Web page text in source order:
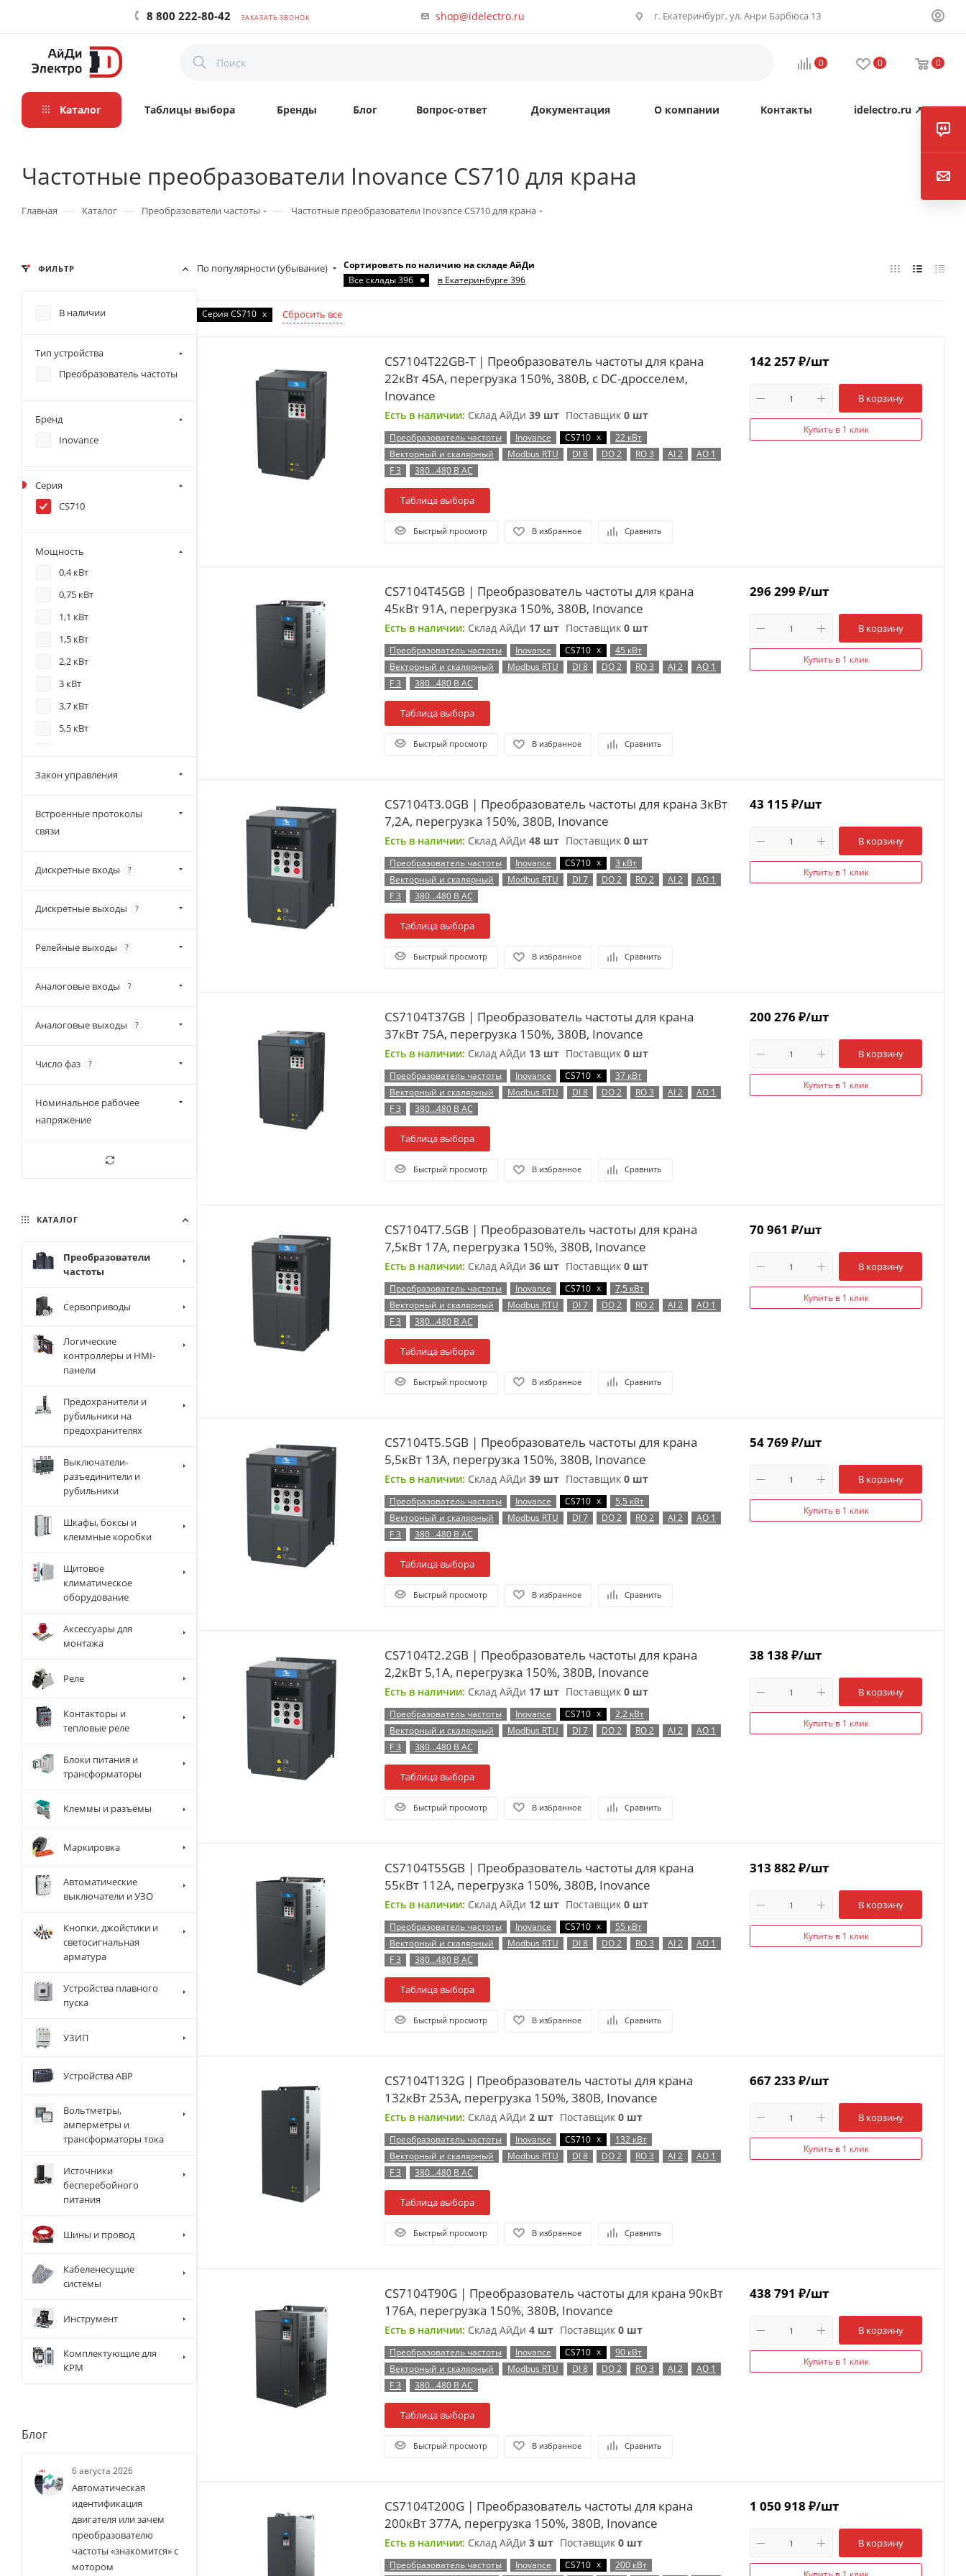
8 800 222-80-42 ЗАКАЗАТЬ ЗВОНОК shop@idelectro.ru г. Екатеринбург, ул. Анри Барбюса 13
0 0 0
Каталог Таблицы выбора Бренды Блог Вопрос-ответ Документация О компании Контакты idelectro.ru ↗
Частотные преобразователи Inovance CS710 для крана
Главная — Каталог — Преобразователи частоты — Частотные преобразователи Inovance CS710 для крана
По популярности (убывание)
Сортировать по наличию на складе АйДи
Все склады 396
в Екатеринбурге 396
Серия CS710 x Сбросить все
CS7104T22GB-T | Преобразователь частоты для крана
22кВт 45А, перегрузка 150%, 380В, с DC-дросселем,
Inovance
Есть в наличии: Склад АйДи 39 шт Поставщик 0 шт
Преобразователь частоты Inovance CS710 x
22 кВт
Векторный и скалярный
Modbus RTU DI 8 DO 2 RO 3 AI 2
AO 1
F 3
380…480 В AC
Таблица выбора
Быстрый просмотр В избранное Сравнить
142 257₽/шт
В корзину
Купить в 1 клик
CS7104T45GB | Преобразователь частоты для крана
45кВт 91А, перегрузка 150%, 380B, Inovance
Есть в наличии: Склад АйДи 17 шт Поставщик 0 шт
Преобразователь частоты Inovance CS710 x
45 кВт
Векторный и скалярный
Modbus RTU DI 8 DO 2 RO 3 AI 2
AO 1
F 3
380…480 В AC
Таблица выбора
Быстрый просмотр В избранное Сравнить
296 299 ₽/шт
В корзину
Купить в 1 клик
CS7104T3.0GB | Преобразователь частоты для крана 3кВт
7,2А, перегрузка 150%, 380B, Inovance
Есть в наличии: Склад АйДи 48 шт Поставщик 0 шт
Преобразователь частоты Inovance CS710 x
3 кВт
Векторный и скалярный
Modbus RTU DI 7 DO 2 RO 2 AI 2
AO 1
F 3
380…480 В AC
Таблица выбора
Быстрый просмотр В избранное Сравнить
43 115 ₽/шт
В корзину
Купить в 1 клик
CS7104T37GB | Преобразователь частоты для крана
37кВт 75А, перегрузка 150%, 380B, Inovance
Есть в наличии: Склад АйДи 13 шт Поставщик 0 шт
Преобразователь частоты Inovance CS710 x
37 кВт
Векторный и скалярный
Modbus RTU DI 8 DO 2 RO 3 AI 2
AO 1
F 3
380…480 В AC
Таблица выбора
Быстрый просмотр В избранное Сравнить
200 276₽/шт
В корзину
Купить в 1 клик
CS7104T7.5GB | Преобразователь частоты для крана
7,5кВт 17А, перегрузка 150%, 380B, Inovance
Есть в наличии: Склад АйДи 36 шт Поставщик 0 шт
Преобразователь частоты Inovance CS710 x
7,5 кВт
Векторный и скалярный
Modbus RTU DI 7 DO 2 RO 2 AI 2
AO 1
F 3
380…480 В AC
Таблица выбора
Быстрый просмотр В избранное Сравнить
70 961 ₽/шт
В корзину
Купить в 1 клик
CS7104T5.5GB | Преобразователь частоты для крана
5,5кВт 13А, перегрузка 150%, 380B, Inovance
Есть в наличии: Склад АйДи 39 шт Поставщик 0 шт
Преобразователь частоты Inovance CS710 x
5,5 кВт
Векторный и скалярный
Modbus RTU DI 7 DO 2 RO 2 AI 2
AO 1
F 3
380…480 В AC
Таблица выбора
Быстрый просмотр В избранное Сравнить
54 769 ₽/шт
В корзину
Купить в 1 клик
CS7104T2.2GB | Преобразователь частоты для крана
2,2кВт 5,1А, перегрузка 150%, 380B, Inovance
Есть в наличии: Склад АйДи 17 шт Поставщик 0 шт
Преобразователь частоты Inovance CS710 x
2,2 кВт
Векторный и скалярный
Modbus RTU DI 7 DO 2 RO 2 AI 2
AO 1
F 3
380…480 В AC
Таблица выбора
Быстрый просмотр В избранное Сравнить
38 138 ₽/шт
В корзину
Купить в 1 клик
CS7104T55GB | Преобразователь частоты для крана
55кВт 112А, перегрузка 150%, 380B, Inovance
Есть в наличии: Склад АйДи 12 шт Поставщик 0 шт
Преобразователь частоты Inovance CS710 x
55 кВт
Векторный и скалярный
Modbus RTU DI 8 DO 2 RO 3 AI 2
AO 1
F 3
380…480 В AC
Таблица выбора
Быстрый просмотр В избранное Сравнить
313 882₽/шт
В корзину
Купить в 1 клик
CS7104T132G | Преобразователь частоты для крана
132кВт 253А, перегрузка 150%, 380B, Inovance
Есть в наличии: Склад АйДи 2 шт Поставщик 0 шт
Преобразователь частоты Inovance CS710 x
132 кВт
Векторный и скалярный
Modbus RTU DI 8 DO 2 RO 3 AI 2
AO 1
F 3
380…480 В AC
Таблица выбора
Быстрый просмотр В избранное Сравнить
667 233 ₽/шт
В корзину
Купить в 1 клик
CS7104T90G | Преобразователь частоты для крана 90кВт
176А, перегрузка 150%, 380B, Inovance
Есть в наличии: Склад АйДи 4 шт Поставщик 0 шт
Преобразователь частоты Inovance CS710 x
90 кВт
Векторный и скалярный
Modbus RTU DI 8 DO 2 RO 3 AI 2
AO 1
F 3
380…480 В AC
Таблица выбора
Быстрый просмотр В избранное Сравнить
438 791 ₽/шт
В корзину
Купить в 1 клик
CS7104T200G | Преобразователь частоты для крана
200кВт 377А, перегрузка 150%, 380B, Inovance
Есть в наличии: Склад АйДи 3 шт Поставщик 0 шт
Преобразователь частоты Inovance CS710 x
200 кВт
1 050 918 ₽/шт
В корзину
ФИЛЬТР
В наличии
Тип устройства
Преобразователь частоты
Бренд
Inovance
Серия
CS710
Мощность
0,4 кВт
0,75 кВт
1,1 кВт
1,5 кВт
2,2 кВт
3 кВт
3,7 кВт
5,5 кВт
11 кВт
18,5 кВт
45 кВт
75 кВт
200 кВт
250 кВт
Закон управления
Встроенные протоколы
связи
Дискретные входы ?
Дискретные выходы ?
Релейные выходы ?
Аналоговые входы ?
Аналоговые выходы ?
Число фаз ?
Номинальное рабочее
напряжение
КАТАЛОГ
Преобразователи
частоты
Сервоприводы
Логические
контроллеры и HMI-
панели
Предохранители и
рубильники на
предохранителях
Выключатели-
разъединители и
рубильники
Шкафы, боксы и
клеммные коробки
Щитовое
климатическое
оборудование
Аксессуары для
монтажа
Реле
Контакторы и
тепловые реле
Блоки питания и
трансформаторы
Клеммы и разъёмы
Маркировка
Автоматические
выключатели и УЗО
Кнопки, джойстики и
светосигнальная
арматура
Устройства плавного
пуска
УЗИП
Устройства АВР
Вольтметры,
амперметры и
трансформаторы тока
Источники
бесперебойного
питания
Шины и провод
Кабеленесущие
системы
Инструмент
Комплектующие для
КРМ
Блог
6 августа 2026
Автоматическая
идентификация
двигателя или зачем
преобразователю
частоты «знакомится» с
мотором